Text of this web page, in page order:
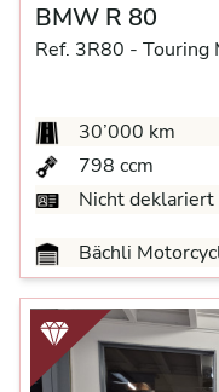
BMW R 80
Ref. 3R80 - Touring
30’000 km
798 ccm
Nicht deklariert
Bächli